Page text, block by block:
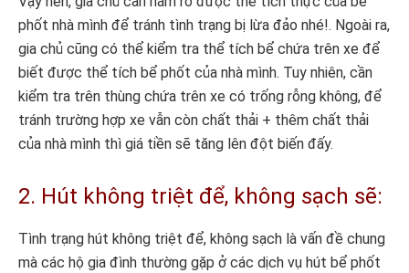
phốt nhà mình để tránh tình trạng bị lừa đảo nhé!. Ngoài ra,
gia chủ cũng có thể kiểm tra thể tích bể chứa trên xe để
biết được thể tích bể phốt của nhà mình. Tuy nhiên, cần
kiểm tra trên thùng chứa trên xe có trống rỗng không, để
tránh trường hợp xe vẫn còn chất thải + thêm chất thải
của nhà mình thì giá tiền sẽ tăng lên đột biến đấy.
2. Hút không triệt để, không sạch sẽ:
Tình trạng hút không triệt để, không sạch là vấn đề chung
mà các hộ gia đình thường gặp ở các dịch vụ hút bể phốt